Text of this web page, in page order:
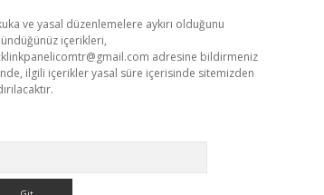
ve yasal düzenlemelere aykırı olduğunu
içerikleri,
adresine bildirmeniz
ilgili içerikler yasal süre içerisinde sitemizden